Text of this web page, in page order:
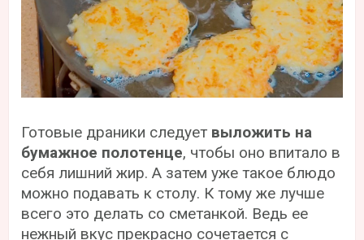
Готовые драники следует выложить на
бумажное полотенце, чтобы оно впитало в
себя лишний жир. А затем уже такое блюдо
можно подавать к столу. К тому же лучше
всего это делать со сметанкой. Ведь ее
нежный вкус прекрасно сочетается с